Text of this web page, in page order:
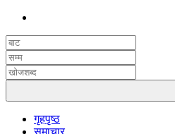
गृहपृष्ठ
समाचार